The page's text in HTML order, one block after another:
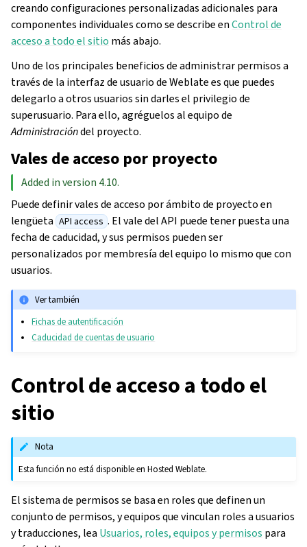
creando configuraciones personalizadas adicionales para
componentes individuales como se describe enControl de
acceso a todo el sitio más abajo.
Uno de los principales beneficios de administrar permisos a
través de la interfaz de usuario de Weblate es que puedes
delegarlo a otros usuarios sin darles el privilegio de
superusuario. Para ello, agréguelos al equipo de
Administracióndel proyecto.
Vales de acceso por proyecto
Added in version 4.10.
Puede definir vales de acceso por ámbito de proyecto en
lengüeta API access . El vale del API puede tener puesta una
fecha de caducidad, y sus permisos pueden ser
personalizados por membresía del equipo lo mismo que con
usuarios.
Ver también
Fichas de autentificación
Caducidad de cuentas de usuario
Control de acceso a todo el
sitio
Nota
Esta función no está disponible en Hosted Weblate.
El sistema de permisos se basa en roles que definen un
conjunto de permisos, y equipos que vinculan roles a usuarios
y traducciones, lea Usuarios, roles, equipos y permisos para